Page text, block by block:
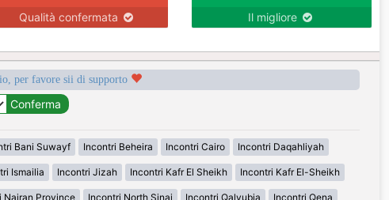
Qualità confermata Il migliore
per favore sii di supporto
Bani Suwayf Incontri Beheira Incontri Cairo Incontri Daqahliyah
Ismailia Incontri Jizah Incontri Kafr El Sheikh Incontri Kafr El-Sheikh
Najran Province Incontri North Sinai Incontri Qalyubia Incontri Qena